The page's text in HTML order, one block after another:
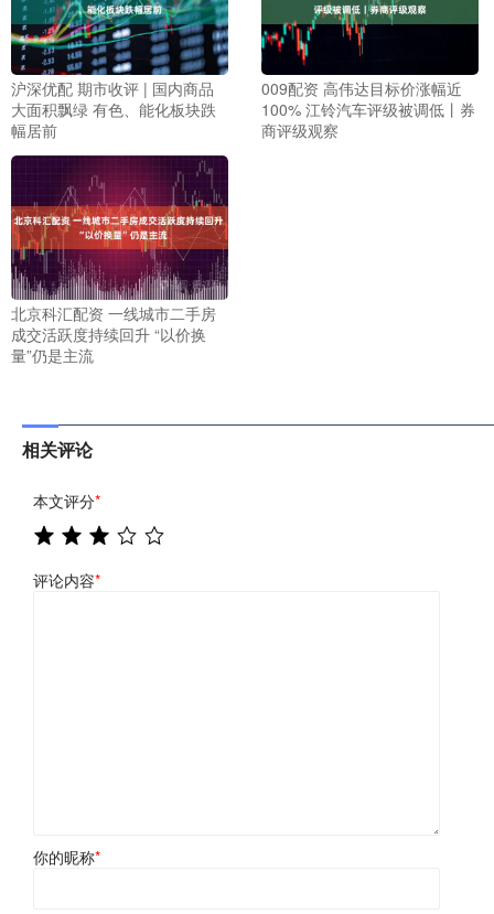
沪深优配 期市收评 | 国内商品
大面积飘绿 有色、能化板块跌
幅居前
009配资 高伟达目标价涨幅近
100% 江铃汽车评级被调低丨券
商评级观察
北京科汇配资 一线城市二手房
成交活跃度持续回升 “以价换
量”仍是主流
相关评论
本文评分*
评论内容*
你的昵称*